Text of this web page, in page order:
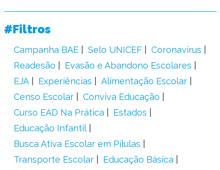
#Filtros
Campanha BAE Selo UNICEF
Coronavírus
Readesão
Evasão e Abandono Escolares
EJA
Experiências
Alimentação Escolar
Censo Escolar
Conviva Educação
Curso EAD Na Prática
Estados
Educação Infantil
Busca Ativa Escolar em Pílulas
Transporte Escolar
Educação Básica